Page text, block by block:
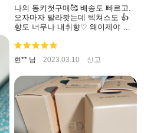
나의 동키첫구매🥰 배송도 빠르고.
오자마자 발라봣는데 텍쳐스도 👍
향도 너무나 내취향♡ 왜이제야 알
현** 님 2023.03.10 신고